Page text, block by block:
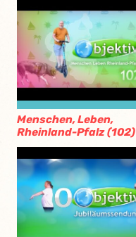
Menschen, Leben,
Rheinland-Pfalz (102)